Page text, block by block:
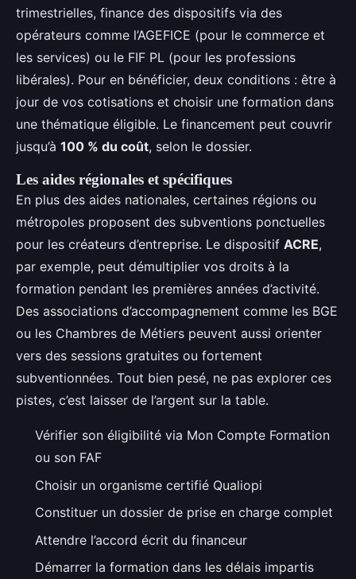
trimestrielles, finance des dispositifs via des
opérateurs comme l’AGEFICE (pour le commerce et
les services) ou le FIF PL (pour les professions
libérales). Pour en bénéficier, deux conditions : être à
jour de vos cotisations et choisir une formation dans
une thématique éligible. Le financement peut couvrir
jusqu’à 100 % du coût, selon le dossier.
Les aides régionales et spécifiques
En plus des aides nationales, certaines régions ou
métropoles proposent des subventions ponctuelles
pour les créateurs d’entreprise. Le dispositif ACRE,
par exemple, peut démultiplier vos droits à la
formation pendant les premières années d’activité.
Des associations d’accompagnement comme les BGE
ou les Chambres de Métiers peuvent aussi orienter
vers des sessions gratuites ou fortement
subventionnées. Tout bien pesé, ne pas explorer ces
pistes, c’est laisser de l’argent sur la table.
Vérifier son éligibilité via Mon Compte Formation
ou son FAF
Choisir un organisme certifié Qualiopi
Constituer un dossier de prise en charge complet
Attendre l’accord écrit du financeur
Démarrer la formation dans les délais impartis